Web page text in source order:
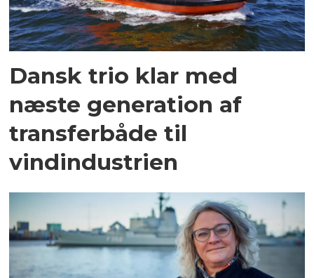
Dansk trio klar med
næste generation af
transferbåde til
vindindustrien